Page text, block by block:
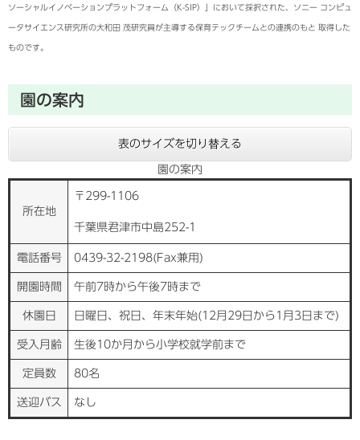
ソーシャルイノベーションプラットフォーム（K-SIP）」において採択された、ソニー コンピュ
ータサイエンス研究所の大和田 茂研究員が主導する保育テックチームとの連携のもと 取得した
ものです。
園の案内
表のサイズを切り替える
園の案内
所在地
〒299-1106
千葉県君津市中島252-1
電話番号 0439-32-2198(Fax兼用)
開園時間 午前7時から午後7時まで
休園日 日曜日、祝日、年末年始(12月29日から1月3日まで)
受入月齢 生後10か月から小学校就学前まで
定員数 80名
送迎バス なし